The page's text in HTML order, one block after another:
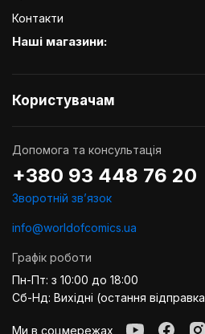
Контакти
Наші магазини:
Користувачам
Допомога та консультація
+380 93 448 76 20
Зворотній звʼязок
info@worldofcomics.ua
Графік роботи
Пн-Пт: з 10:00 до 18:00
Сб-Нд: Вихідні (остання
Ми в соцмережах